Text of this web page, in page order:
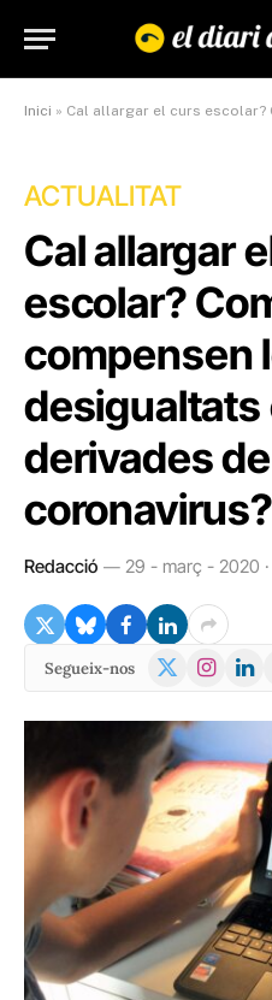
Inici » Cal allargar el curs escolar? Com es compensen les
ACTUALITAT
Cal allargar
escolar?
compensen
derivades
coronavirus?
Redacció 29 - març - 2020
Segueix-nos
X